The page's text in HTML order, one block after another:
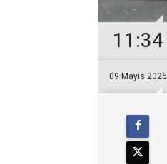
11:34
09 Mayıs 2026